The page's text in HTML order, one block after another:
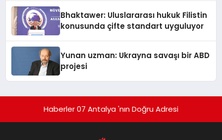
Bhaktawer: Uluslararası hukuk Filistin
konusunda çifte standart uyguluyor
Yunan uzman: Ukrayna savaşı bir ABD
projesi
Haberler 07 Antalya 'nın Doğru Adresi